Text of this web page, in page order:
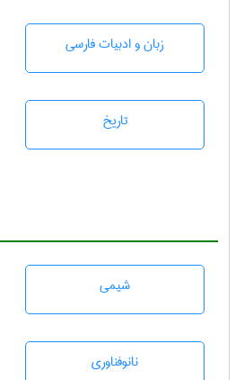
زبان و ادبيات فارسی
تاريخ
شيمی
نانوفناوری